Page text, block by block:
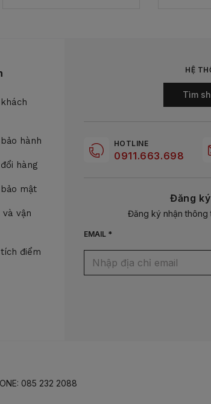
hành
hàng
mật
vận
điểm
HỆ
Tìm
HOTLINE
0911.663.698
Đăng
Đăng ký nhận thông
EMAIL *
085 232 2088